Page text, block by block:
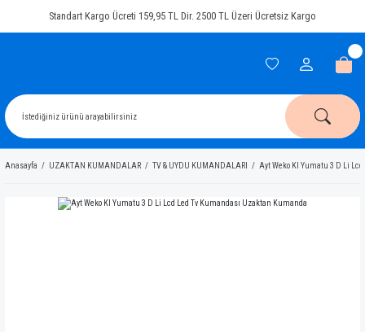
Standart Kargo Ücreti 159,95 TL Dir. 2500 TL Üzeri Ücretsiz Kargo
Anasayfa UZAKTAN KUMANDALAR TV & UYDU KUMANDALARI Ayt Weko Kl Yumatu 3 D Li